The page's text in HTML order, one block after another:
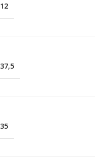
12
37,5
35